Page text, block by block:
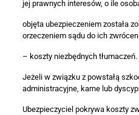
jej prawnych interesów, o ile
objęta ubezpieczeniem została
orzeczeniem sądu do ich
– koszty niezbędnych tłumaczeń.
Jeżeli w związku z powstałą
administracyjne, karne lub
Ubezpieczyciel pokrywa koszty